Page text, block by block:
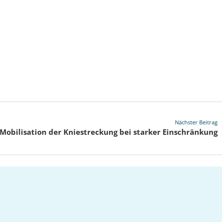
Nächster Beitrag
Mobilisation der Kniestreckung bei starker Einschränkung